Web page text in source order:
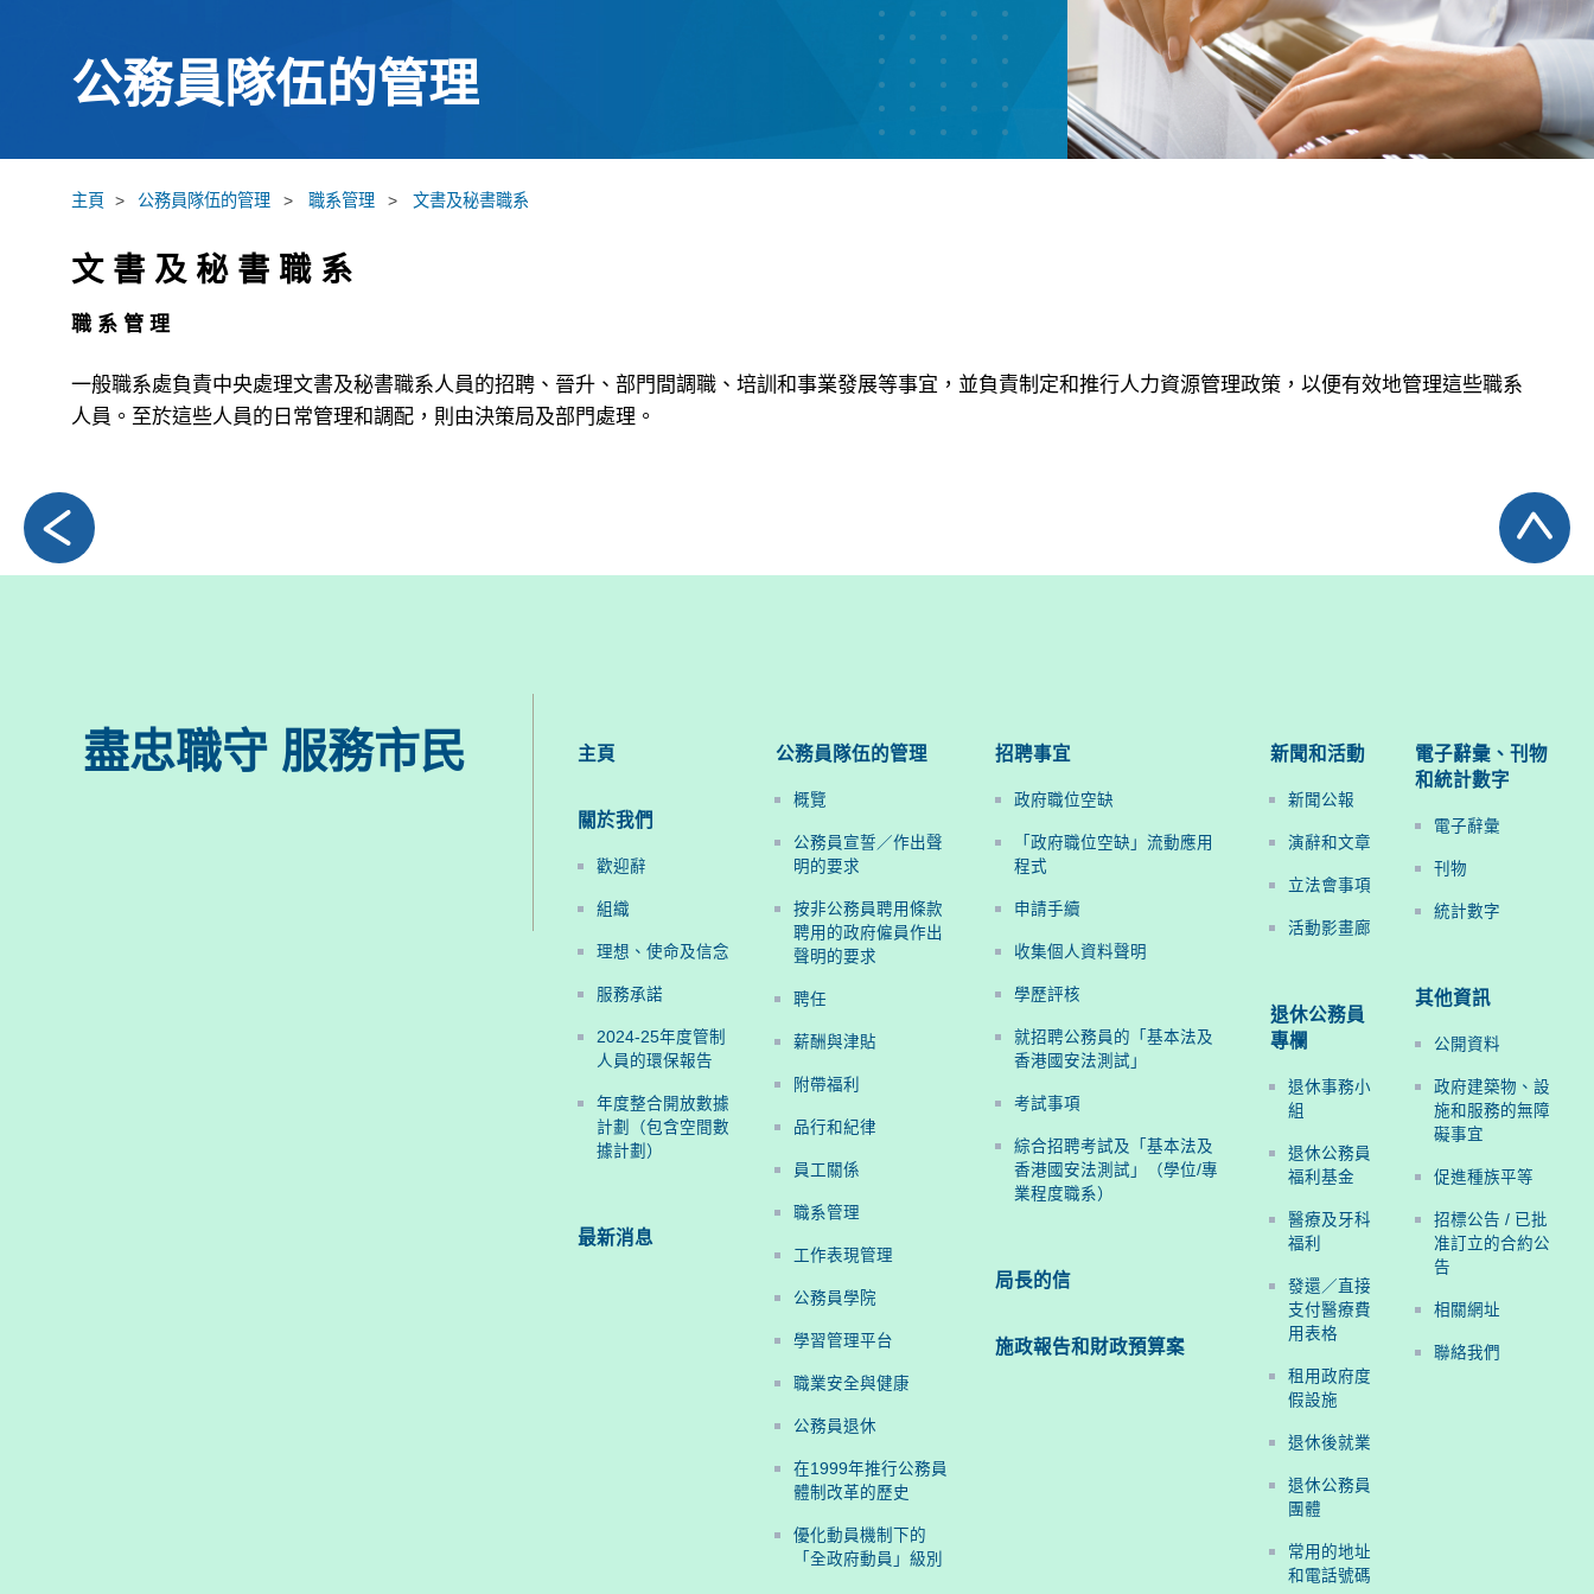
公務員隊伍的管理
主頁 > 公務員隊伍的管理 > 職系管理 > 文書及秘書職系
文 書 及 秘 書 職 系
職 系 管 理
一般職系處負責中央處理文書及秘書職系人員的招聘、晉升、部門間調職、培訓和事業發展等事宜，並負責制定和推行人力資源管理政策，以便有效地管理這些職系
人員。至於這些人員的日常管理和調配，則由決策局及部門處理。
盡忠職守 服務市民 主頁
關於我們
歡迎辭
組織
理想、使命及信念
服務承諾
2024-25年度管制
人員的環保報告
年度整合開放數據
計劃（包含空間數
據計劃）
最新消息
公務員隊伍的管理
概覽
公務員宣誓／作出聲
明的要求
按非公務員聘用條款
聘用的政府僱員作出
聲明的要求
聘任
薪酬與津貼
附帶福利
品行和紀律
員工關係
職系管理
工作表現管理
公務員學院
學習管理平台
職業安全與健康
公務員退休
在1999年推行公務員
體制改革的歷史
優化動員機制下的
「全政府動員」級別
招聘事宜
政府職位空缺
「政府職位空缺」流動應用
程式
申請手續
收集個人資料聲明
學歷評核
就招聘公務員的「基本法及
香港國安法測試」
考試事項
綜合招聘考試及「基本法及
香港國安法測試」（學位/專
業程度職系）
局長的信
施政報告和 財政預算案
新聞和活動
新聞公報
演辭和文章
立法會事項
活動影畫廊
退休公務員
專欄
退休事務小
組
退休公務員
福利基金
醫療及牙科
福利
發還／直接
支付醫療費
用表格
租用政府度
假設施
退休後就業
退休公務員
團體
常用的地址
和電話號碼
電子辭彙、刊物
和統計數字
電子辭彙
刊物
統計數字
其他資訊
公開資料
政府建築物、設
施和服務的無障
礙事宜
促進種族平等
招標公告 / 已批
准訂立的合約公
告
相關網址
聯絡我們